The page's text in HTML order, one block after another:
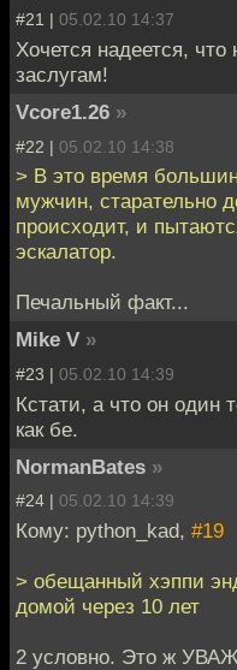
#21 | 05.02.10 14:37
Хочется надеется, что
заслугам!
Vcore1.26 »
#22 | 05.02.10 14:38
> В это время
мужчин, старательно
происходит, и
эскалатор.
Печальный факт...
Mike V »
#23 | 05.02.10 14:39
Кстати, а что он один
как бе.
NormanBates »
#24 | 05.02.10 14:39
Кому: python_kad, #19
> обещанный хэппи
домой через 10 лет
2 условно. Это ж